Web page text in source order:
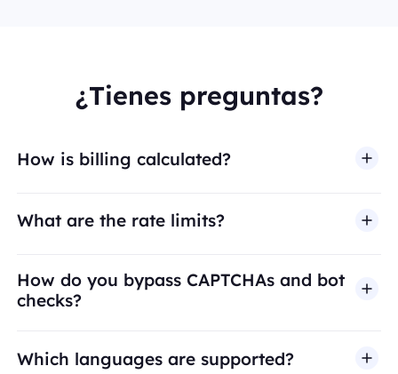
¿Tienes preguntas?
How is billing calculated?
What are the rate limits?
How do you bypass CAPTCHAs and bot
checks?
Which languages are supported?